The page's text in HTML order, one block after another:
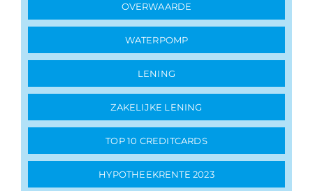
OVERWAARDE
WATERPOMP
LENING
ZAKELIJKE LENING
TOP 10 CREDITCARDS
HYPOTHEEKRENTE 2023